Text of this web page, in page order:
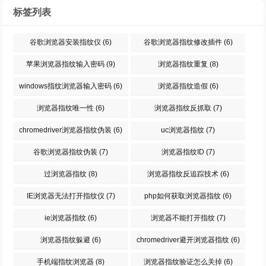
标签列表
谷歌浏览器安装指纹仪 (6) 谷歌浏览器指纹修改插件(6)
苹果浏览器指纹输入密码 (9) 浏览器指纹重复 (8)
windows指纹浏览器输入密码 (6) 浏览器指纹造假 (6)
浏览器指纹唯一性 (6) 浏览器指纹反抓取 (7)
chromedriver浏览器指纹伪装 (6) uc浏览器指纹 (7)
谷歌浏览器指纹伪装 (7) 浏览器指纹ID (7)
过浏览器指纹 (8) 浏览器指纹反追踪技术(6)
IE浏览器无法打开指纹仪 (7) php如何获取浏览器指纹 (6)
ie浏览器指纹 (6) 浏览器不能打开指纹(7)
浏览器指纹躲避 (6) chromedriver避开浏览器指纹(6)
手机端指纹浏览器 (8) 浏览器指纹验证怎么关掉(6)